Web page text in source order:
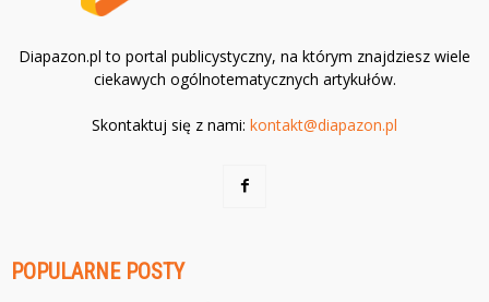
Diapazon.pl to portal publicystyczny, na którym znajdziesz wiele
ciekawych ogólnotematycznych artykułów.
Skontaktuj się z nami: kontakt@diapazon.pl
POPULARNE POSTY